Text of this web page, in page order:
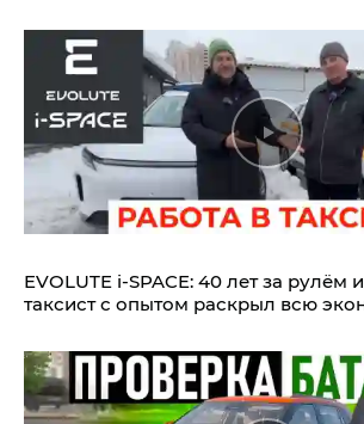
EVOLUTE i‑SPACE: 40 лет за
таксист с опытом раскрыл всю